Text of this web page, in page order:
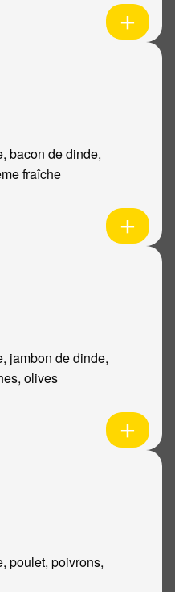
bacon de dinde,
fraîche
jambon de dinde,
olives
poulet, poivrons,